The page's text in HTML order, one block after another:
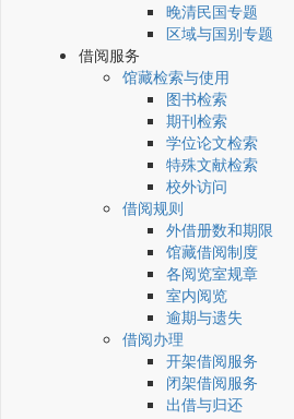
晚清民国专题
区域与国别专题
借阅服务
馆藏检索与使用
图书检索
期刊检索
学位论文检索
特殊文献检索
校外访问
借阅规则
外借册数和期限
馆藏借阅制度
各阅览室规章
室内阅览
逾期与遗失
借阅办理
开架借阅服务
闭架借阅服务
出借与归还